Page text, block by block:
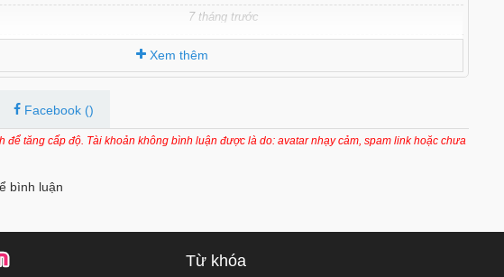
7 tháng trước
7 tháng trước
7 tháng trước
7 tháng trước
Xem thêm
Facebook ()
để tăng cấp độ. Tài khoản không bình luận được là do: avatar nhạy cảm, spam link hoặc chưa
bình luận
Từ khóa